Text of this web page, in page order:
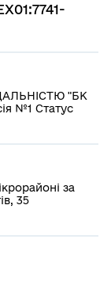
"БК
№1 Статус
за
35